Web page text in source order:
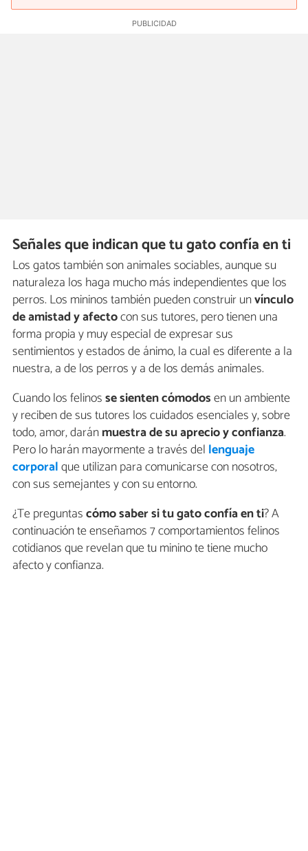
Señales que indican que tu gato confía en ti
Los gatos también son animales sociables, aunque su
naturaleza los haga mucho más independientes que los
perros. Los mininos también pueden construir unvínculo
de amistad y afectocon sus tutores, pero tienen una
forma propia y muy especial de expresar sus
sentimientos y estados de ánimo, la cual es diferente a la
nuestra, a de los perros y a de los demás animales.
Cuando los felinosse sienten cómodosen un ambiente
y reciben de sus tutores los cuidados esenciales y, sobre
todo, amor, daránmuestra de su aprecio y confianza.
Pero lo harán mayormente a través del lenguaje
corporalque utilizan para comunicarse con nosotros,
con sus semejantes y con su entorno.
¿Te preguntascómo saber si tu gato confía en ti? A
continuación te enseñamos 7 comportamientos felinos
cotidianos que revelan que tu minino te tiene mucho
afecto y confianza.